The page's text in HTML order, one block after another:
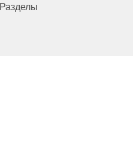
Разделы